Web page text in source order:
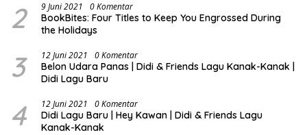
2 9 Juni 2021 0 Komentar
BookBites: Four Titles to Keep You Engrossed During
the Holidays
3 12 Juni 2021 0 Komentar
Belon Udara Panas | Didi & Friends Lagu Kanak-Kanak |
Didi Lagu Baru
4 12 Juni 2021 0 Komentar
Didi Lagu Baru | Hey Kawan | Didi & Friends Lagu
Kanak-Kanak